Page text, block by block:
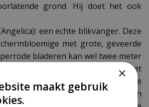
grond. Hij doet het ook
een echte blikvanger. Deze
met grote, geveerde
bladeren kan wel twee meter
Hij bloeit van juni tot augustus met
roze of bordeauxrode
Zowel de wortel als de bladeren
×
maakt gebruik